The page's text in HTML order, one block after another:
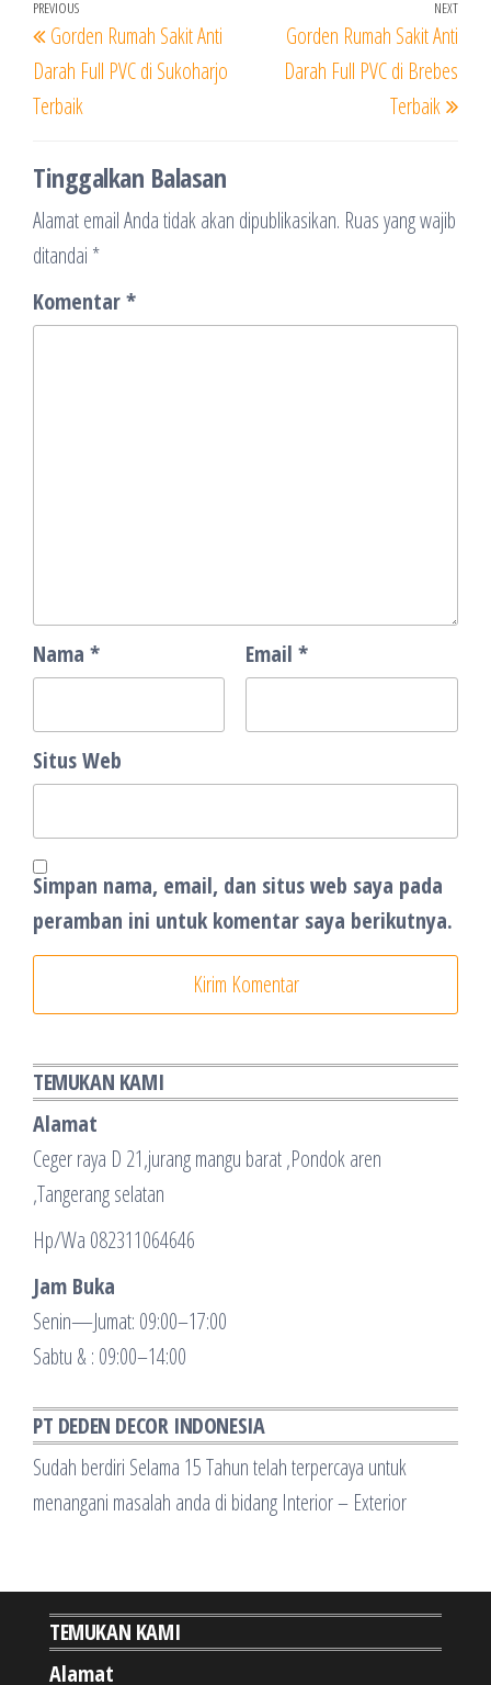
Navigasi
pos
Previous
Post
PREVIOUS
Gorden Rumah Sakit Anti
Darah Full PVC di Sukoharjo
Terbaik
Next
NEXT
Gorden Rumah Sakit Anti
Darah Full PVC di Brebes
Terbaik
Tinggalkan Balasan
Alamat email Anda tidak akan dipublikasikan. Ruas yang wajib
ditandai *
Komentar*
Nama * Email *
Situs Web
Simpan nama, email, dan situs web saya pada
peramban ini untuk komentar saya berikutnya.
TEMUKAN KAMI
Alamat
Ceger raya D 21,jurang mangu barat ,Pondok aren
,Tangerang selatan
Hp/Wa 082311064646
Jam Buka
Senin—Jumat: 09:00–17:00
Sabtu & : 09:00–14:00
PT DEDEN DECOR INDONESIA
Sudah berdiri Selama 15 Tahun telah terpercaya untuk
menangani masalah anda di bidang Interior – Exterior
TEMUKAN KAMI
Alamat